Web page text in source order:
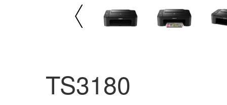
播放/暂停
TS3180